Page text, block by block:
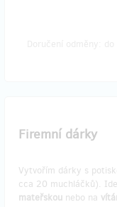
Firemní dárky
Vytvořím dárky s
cca 20 muchláčků).
mateřskou nebo na